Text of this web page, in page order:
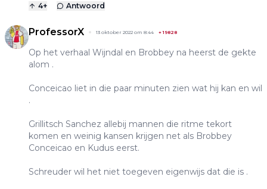
4+ Antwoord
ProfessorX 13 oktober 2022 om 8:44 +19828
Op het verhaal Wijndal en Brobbey na heerst de gekte
alom .
Conceicao liet in die paar minuten zien wat hij kan en wil
.
Grillitsch Sanchez allebij mannen die ritme tekort
komen en weinig kansen krijgen net als Brobbey
Conceicao en Kudus eerst.
Schreuder wil het niet toegeven eigenwijs dat die is .